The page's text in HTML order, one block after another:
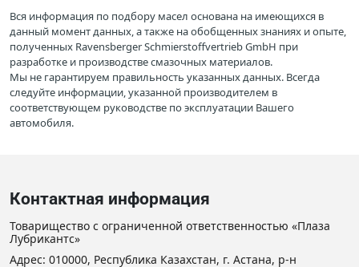
Вся информация по подбору масел основана на имеющихся в
данный момент данных, а также на обобщенных знаниях и опыте,
полученных Ravensberger Schmierstoffvertrieb GmbH при
разработке и производстве смазочных материалов.
Мы не гарантируем правильность указанных данных. Всегда
следуйте информации, указанной производителем в
соответствующем руководстве по эксплуатации Вашего
автомобиля.
Контактная информация
Товарищество с ограниченной ответственностью «Плаза
Лубрикантс»
Адрес: 010000, Республика Казахстан, г. Астана, р-н